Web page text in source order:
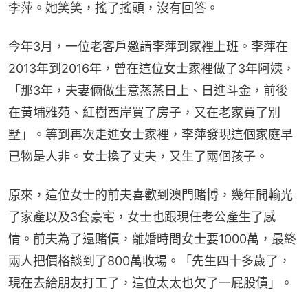
李萍。她笑笑，搖了搖頭，沒有回答。
今年3月，一位老客戶邀請李萍到家裡上班。李萍在
2013年到2016年，曾在這位女士家裡做了3年阿姨，
「那3年，夫妻倆做生意蒸蒸日上、日進斗金，前後
在黃埔雅苑、紅樹西岸買了房子，又在老家買了別
墅」。等到再次走進女士家裡，李萍發現這個家庭早
已物是人非。女士換了丈夫，又生了兩個孩子。
原來，這位女士的前夫喜歡到澳門賭博，幾年間輸光
了家產以及3套豪宅，女士也跟現任老公產生了感
情。前夫為了還賭債，離婚時問女士要1000萬，最終
兩人把價格談到了800萬收場。「先生四十多歲了，
現在去給朋友打工了，這位太太也欠了一屁股債」。